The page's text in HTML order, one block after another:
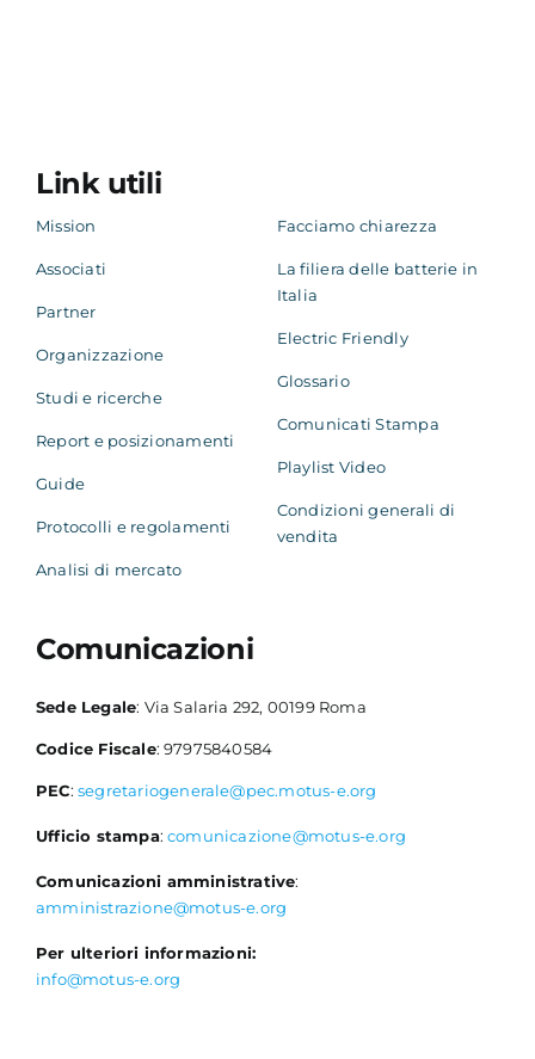
Link utili
Mission
Associati
Partner
Organizzazione
Studi e ricerche
Report e posizionamenti
Guide
Protocolli e regolamenti
Analisi di mercato
Facciamo chiarezza
La filiera delle batterie in
Italia
Electric Friendly
Glossario
Comunicati Stampa
Playlist Video
Condizioni generali di
vendita
Comunicazioni
Sede Legale: Via Salaria 292, 00199 Roma
Codice Fiscale: 97975840584
PEC: segretariogenerale@pec.motus-e.org
Ufficio stampa:comunicazione@motus-e.org
Comunicazioni amministrative:
amministrazione@motus-e.org
Per ulteriori informazioni:
info@motus-e.org